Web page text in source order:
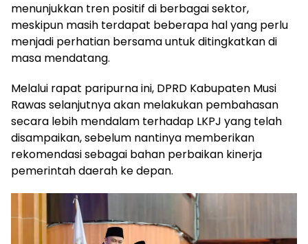
menunjukkan tren positif di berbagai sektor,
meskipun masih terdapat beberapa hal yang perlu
menjadi perhatian bersama untuk ditingkatkan di
masa mendatang.
Melalui rapat paripurna ini, DPRD Kabupaten Musi
Rawas selanjutnya akan melakukan pembahasan
secara lebih mendalam terhadap LKPJ yang telah
disampaikan, sebelum nantinya memberikan
rekomendasi sebagai bahan perbaikan kinerja
pemerintah daerah ke depan.